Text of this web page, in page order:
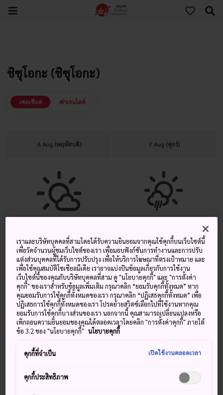
ชิซุโอกะ (ชิซุโอกะ)
เซลเซียส ฟาเรนไฮต์
6 Aug (พฤหัสบดี) 7 Aug (ศุกร์)
อุณหภูมิ
สูงสุด
อุณหภูมิ
ต่ำสุด
หยาดน้ำฟ้า
อุณหภูมิ
สูงสุด
อุณหภูมิ
ต่ำสุด
หยาดน้ำฟ้า
33° 26° 40% 32° 25° 50%
อุณหภูมิ
สูงสุด
อุณหภูมิ
ต่ำสุด
หยาดน้ำฟ้า
7 Aug (ศุกร์) 50%
เราและบริษัทบุคคลที่สามโดยได้รับความยินยอมจากคุณใช้คุกกี้บนเว็บไซต์นี้
เพื่อวัดจำนวนผู้ชมเว็บไซต์ของเรา เพื่อมอบฟังก์ชันการทำงานและการปรับ
แต่งส่วนบุคคลที่ได้รับการปรับปรุง เพื่อให้บริการโฆษณาที่ตรงเป้าหมาย และ
เพื่อใช้คุณสมบัติโซเชียลมีเดีย เราอาจแบ่งปันข้อมูลเกี่ยวกับการใช้งาน
เว็บไซต์นี้ของคุณกับบริษัทบุคคลที่สาม ดู "นโยบายคุกกี้" และ "การตั้งค่า
คุกกี้" ของเราสำหรับข้อมูลเพิ่มเติม กรุณาคลิก “ยอมรับคุกกี้ทั้งหมด” หาก
คุณยอมรับการใช้คุกกี้ทั้งหมดของเรา กรุณาคลิก “ปฏิเสธคุกกี้ทั้งหมด” เพื่อ
ปฏิเสธการใช้คุกกี้ทั้งหมดของเรา โปรดย้ายสวิตช์เลือกไปที่ใช้งานหากคุณ
ยอมรับการใช้คุกกี้บางส่วนของเรา นอกจากนี้ คุณสามารถเปลี่ยนแปลงหรือ
เพิกถอนความยินยอมของคุณได้ตลอดเวลาโดยคลิก "การตั้งค่าคุกกี้" ภายใต้
ข้อ 3.2 ของ "นโยบายคุกกี้" นโยบายคุกกี้
คุกกี้ที่จำเป็น เปิดใช้งานตลอดเวลา
คุกกี้ประสิทธิภาพ